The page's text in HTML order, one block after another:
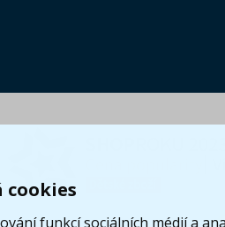
cookies
funkcí sociálních médií a